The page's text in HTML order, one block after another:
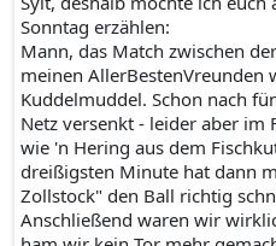
Sonntag erzählen:
Mann, das Match zwischen
meinen AllerBestenVreunden
Kuddelmuddel. Schon nach
Netz versenkt - leider aber im
wie 'n Hering aus dem
dreißigsten Minute hat dann
Zollstock" den Ball richtig
Anschließend waren wir